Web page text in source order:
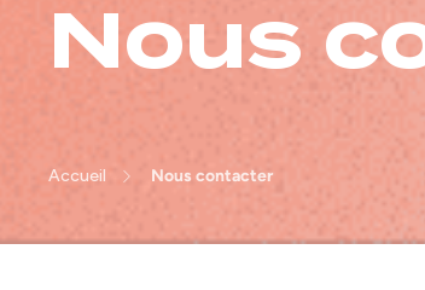
Nous
Accueil Nous contacter